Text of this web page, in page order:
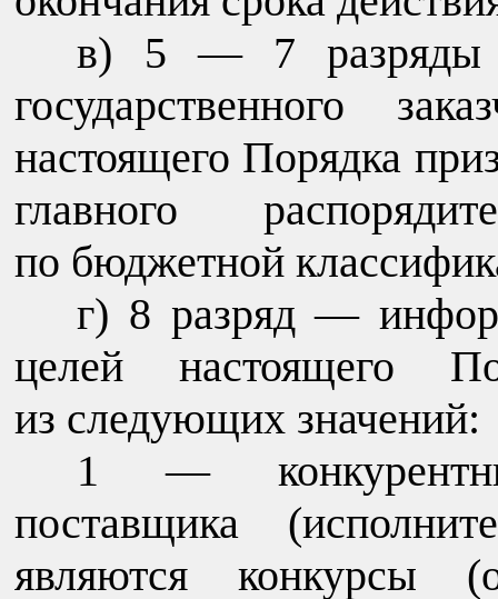
в) 5 — 7 разряды
государственного
настоящего Порядка
главного
по бюджетной
г) 8 разряд —
целей настоящего
из следующих значений:
1 —
поставщика
являются конкурсы